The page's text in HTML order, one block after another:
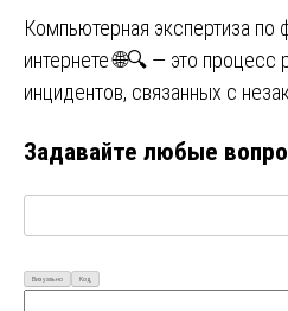
Компьютерная экспертиза по
интернете 🌐🔍 — это процесс
инцидентов, связанных с
Задавайте любые
Визуально Код